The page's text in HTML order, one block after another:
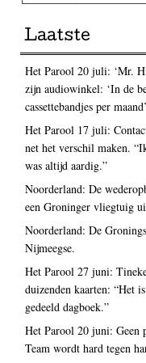
Laatste
Het Parool 20 juli: ‘Mr.
zijn audiowinkel: ‘In de
cassettebandjes per maand’
Het Parool 17 juli:
net het verschil maken.
was altijd aardig.”
Noorderland: De
een Groninger vliegtuig
Noorderland: De
Nijmeegse.
Het Parool 27 juni:
duizenden kaarten: “Het
gedeeld dagboek.”
Het Parool 20 juni: Geen
Team wordt hard tegen